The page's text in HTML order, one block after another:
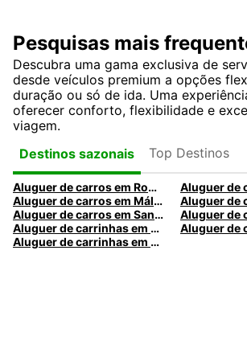
Pesquisas mais
Descubra uma gama exclusiva de
desde veículos premium a opções
duração ou só de ida. Uma
oferecer conforto, flexibilidade e
viagem.
Destinos sazonais
Top Destinos
Aluguer de carros em Roma
Aluguer de carros em Málaga
Aluguer de carros em Santa Maria da Feira
Aluguer de
Aluguer de carrinhas em Nice
Aluguer de carrinhas em Caldas da Rainha